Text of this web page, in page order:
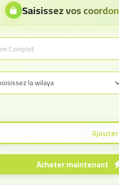
Saisissez vos
Acheter maintenant